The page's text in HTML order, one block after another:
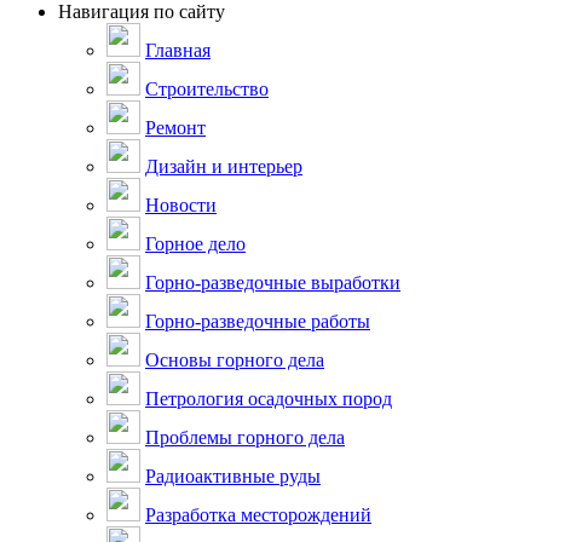
Навигация по сайту
Главная
Строительство
Ремонт
Дизайн и интерьер
Новости
Горное дело
Горно-разведочные выработки
Горно-разведочные работы
Основы горного дела
Петрология осадочных пород
Проблемы горного дела
Радиоактивные руды
Разработка месторождений